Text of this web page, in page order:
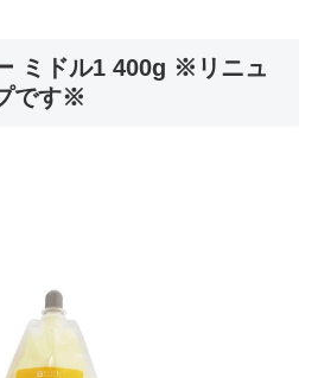
ミドル1 400g ※リニュ
です※